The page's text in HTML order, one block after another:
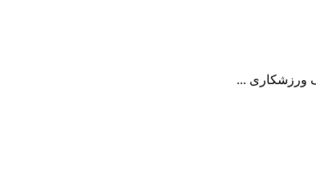
ورزشکاری ...